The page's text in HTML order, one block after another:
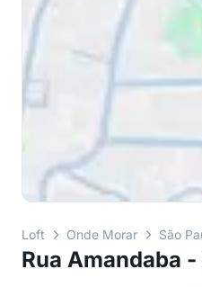
Loft Onde Morar São
Rua Amandaba